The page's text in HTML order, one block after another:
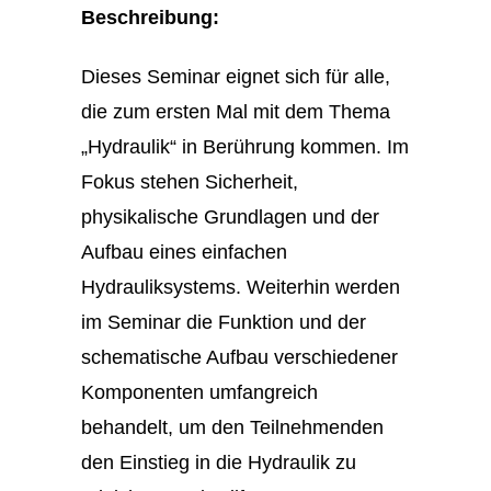
Beschreibung:
Dieses Seminar eignet sich für alle,
die zum ersten Mal mit dem Thema
„Hydraulik“ in Berührung kommen. Im
Fokus stehen Sicherheit,
physikalische Grundlagen und der
Aufbau eines einfachen
Hydrauliksystems. Weiterhin werden
im Seminar die Funktion und der
schematische Aufbau verschiedener
Komponenten umfangreich
behandelt, um den Teilnehmenden
den Einstieg in die Hydraulik zu